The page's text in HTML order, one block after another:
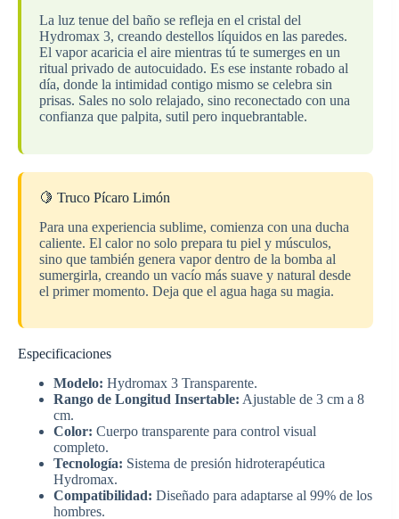
La luz tenue del baño se refleja en el cristal del
Hydromax 3, creando destellos líquidos en las paredes.
El vapor acaricia el aire mientras tú te sumerges en un
ritual privado de autocuidado. Es ese instante robado al
día, donde la intimidad contigo mismo se celebra sin
prisas. Sales no solo relajado, sino reconectado con una
confianza que palpita, sutil pero inquebrantable.
🍋 Truco Pícaro Limón
Para una experiencia sublime, comienza con una ducha
caliente. El calor no solo prepara tu piel y músculos,
sino que también genera vapor dentro de la bomba al
sumergirla, creando un vacío más suave y natural desde
el primer momento. Deja que el agua haga su magia.
Especificaciones
Modelo: Hydromax 3 Transparente.
Rango de Longitud Insertable: Ajustable de 3 cm a 8
cm.
Color: Cuerpo transparente para control visual
completo.
Tecnología: Sistema de presión hidroterapéutica
Hydromax.
Compatibilidad: Diseñado para adaptarse al 99% de los
hombres.